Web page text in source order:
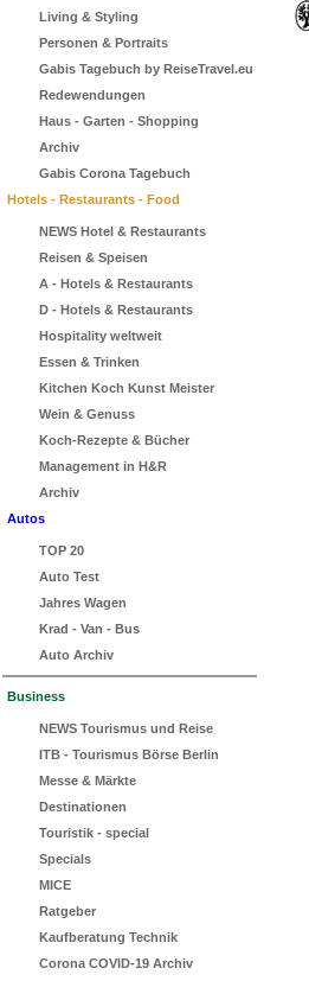
Living & Styling
Personen & Portraits
Gabis Tagebuch by ReiseTravel.eu
Redewendungen
Haus - Garten - Shopping
Archiv
Gabis Corona Tagebuch
Hotels - Restaurants - Food
NEWS Hotel & Restaurants
Reisen & Speisen
A - Hotels & Restaurants
D - Hotels & Restaurants
Hospitality weltweit
Essen & Trinken
Kitchen Koch Kunst Meister
Wein & Genuss
Koch-Rezepte & Bücher
Management in H&R
Archiv
Autos
TOP 20
Auto Test
Jahres Wagen
Krad - Van - Bus
Auto Archiv
Business
NEWS Tourismus und Reise
ITB - Tourismus Börse Berlin
Messe & Märkte
Destinationen
Touristik - special
Specials
MICE
Ratgeber
Kaufberatung Technik
Corona COVID-19 Archiv